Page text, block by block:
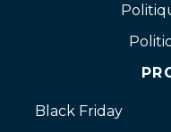
Black Friday